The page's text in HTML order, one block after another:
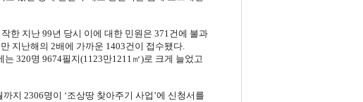
한 지난 99년 당시 이에 대한 민원은 371건에 불과
지난해의 2배에 가까운 1403건이 접수됐다.
320명 9674필지(1123만1211㎡)로 크게 늘었고
지 2306명이 ‘조상땅 찾아주기 사업’에 신청서를